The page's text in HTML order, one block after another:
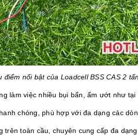
điểm nổi bật của Loadcell BSS CAS 2
làm việc nhiều bụi bẩn, ẩm ướt như tại
chóng, phù hợp với đa dạng các
toàn cầu, chuyên cung cấp đa